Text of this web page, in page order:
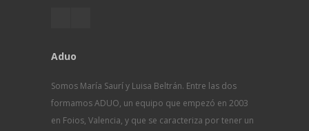
Aduo
Somos María Saurí y Luisa Beltrán. Entre las dos
formamos ADUO, un equipo que empezó en 2003
en Foios, Valencia, y que se caracteriza por tener un